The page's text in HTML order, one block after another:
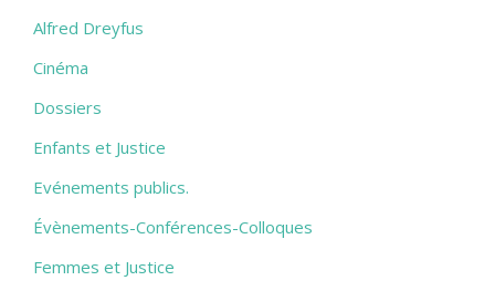
Alfred Dreyfus
Cinéma
Dossiers
Enfants et Justice
Evénements publics.
Évènements-Conférences-Colloques
Femmes et Justice